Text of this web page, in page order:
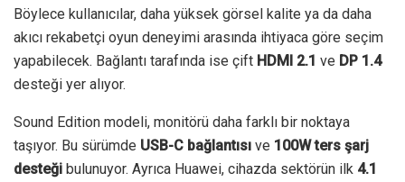
Böylece kullanıcılar, daha yüksek görsel kalite ya da daha
akıcı rekabetçi oyun deneyimi arasında ihtiyaca göre seçim
yapabilecek. Bağlantı tarafında ise çift HDMI 2.1 ve DP 1.4
desteği yer alıyor.
Sound Edition modeli, monitörü daha farklı bir noktaya
taşıyor. Bu sürümde USB-C bağlantısı ve 100W ters şarj
desteği bulunuyor. Ayrıca Huawei, cihazda sektörün ilk 4.1